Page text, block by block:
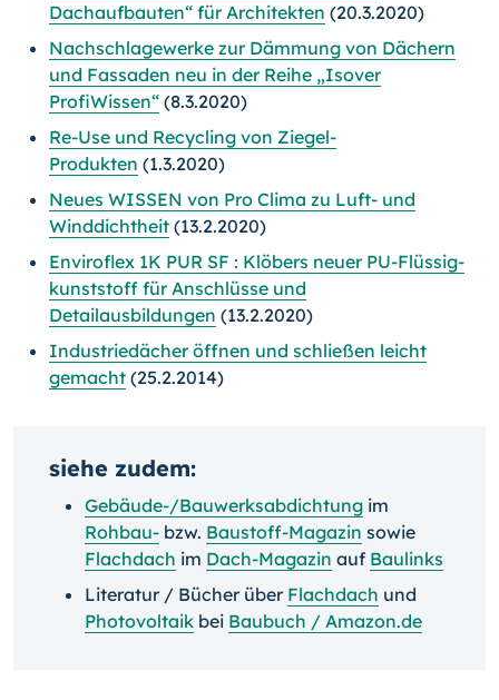
Dachaufbauten“ für Architekten (20.3.2020)
Nachschlagewerke zur Dämmung von Dächern
und Fassaden neu in der Reihe „Isover
ProfiWissen“ (8.3.2020)
Re-Use und Recycling von Ziegel-
Produkten (1.3.2020)
Neues WISSEN von Pro Clima zu Luft- und
Winddichtheit (13.2.2020)
Enviroflex 1K PUR SF : Klöbers neuer PU-Flüssig­
kunst­stoff für Anschlüsse und
Detailausbildungen (13.2.2020)
Industriedächer öffnen und schließen leicht
gemacht (25.2.2014)
siehe zudem:
Gebäude-/Bauwerksabdichtung im
Rohbau- bzw. Baustoff-Magazin sowie
Flachdach im Dach-Magazin auf Baulinks
Literatur / Bücher über Flachdach und
Photovoltaik bei Baubuch / Amazon.de